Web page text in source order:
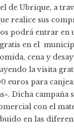
de Ubrique, a
realice sus
podrá entrar en
gratis en el
cena y
la visita
euros para
Dicha campaña
con el
en las